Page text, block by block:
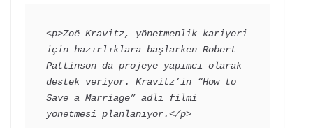
<p>Zoë Kravitz, yönetmenlik kariyeri
için hazırlıklara başlarken Robert
Pattinson da projeye yapımcı olarak
destek veriyor. Kravitz’in “How to
Save a Marriage” adlı filmi
yönetmesi planlanıyor.</p>